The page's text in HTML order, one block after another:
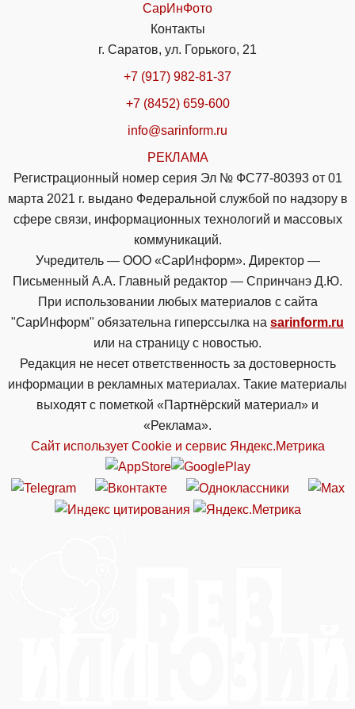
СарИнФото
Контакты
г. Саратов, ул. Горького, 21
+7 (917) 982-81-37
+7 (8452) 659-600
info@sarinform.ru
РЕКЛАМА
Регистрационный номер серия Эл № ФС77-80393 от 01
марта 2021 г. выдано Федеральной службой по надзору в
сфере связи, информационных технологий и массовых
коммуникаций.
Учредитель — ООО «СарИнформ». Директор —
Письменный А.А. Главный редактор — Спринчанэ Д.Ю.
При использовании любых материалов с сайта
"СарИнформ" обязательна гиперссылка на sarinform.ru
или на страницу с новостью.
Редакция не несет ответственность за достоверность
информации в рекламных материалах. Такие материалы
выходят с пометкой «Партнёрский материал» и
«Реклама».
Сайт использует Cookie и сервиc Яндекс.Метрика